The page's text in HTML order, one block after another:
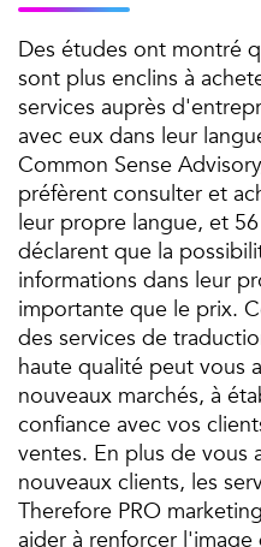
Des études ont montré
sont plus enclins à
services auprès
avec eux dans leur
Common Sense
préfèrent consulter et
leur propre langue, et
déclarent que la
informations dans leur
importante que le prix.
des services de
haute qualité peut vous
nouveaux marchés, à
confiance avec vos
ventes. En plus de vous
nouveaux clients, les
Therefore PRO
aider à renforcer